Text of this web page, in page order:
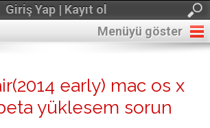
Giriş Yap | Kayıt ol
Menüyü göster
early) mac os x
yüklesem sorun